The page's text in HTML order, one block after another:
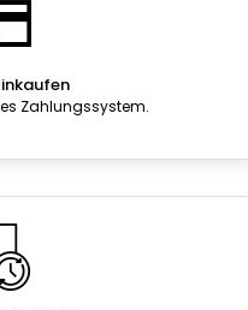
Zahlungssystem.